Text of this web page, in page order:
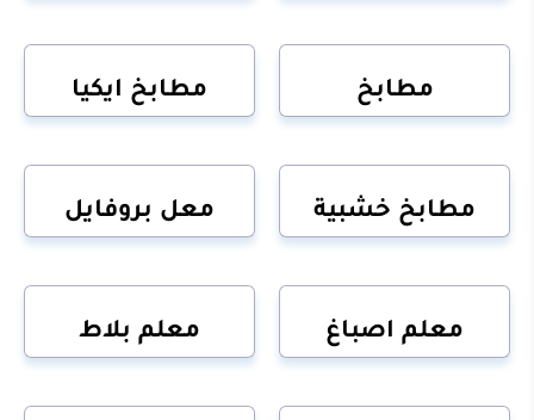
مطابخ مطابخ ايكيا
مطابخ خشبية معل بروفايل
معلم اصباغ معلم بلاط